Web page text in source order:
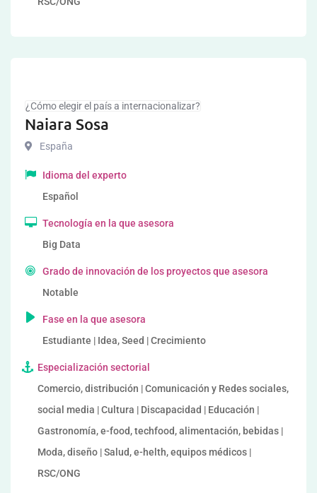
¿Cómo elegir el país a internacionalizar?
Naiara Sosa
España
Idioma del experto
Español
Tecnología en la que asesora
Big Data
Grado de innovación de los proyectos que asesora
Notable
Fase en la que asesora
Estudiante | Idea, Seed | Crecimiento
Especialización sectorial
Comercio, distribución | Comunicación y Redes sociales,
social media | Cultura | Discapacidad | Educación |
Gastronomía, e-food, techfood, alimentación, bebidas |
Moda, diseño | Salud, e-helth, equipos médicos |
RSC/ONG